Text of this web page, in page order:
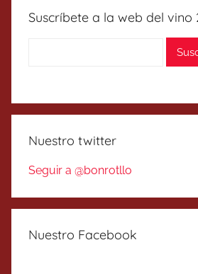
Suscríbete a la web del vino
Nuestro twitter
Seguir a @bonrotllo
Nuestro Facebook